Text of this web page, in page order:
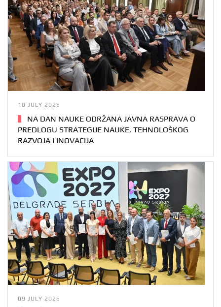
10 JULY 2026
NA DAN NAUKE ODRŽANA JAVNA RASPRAVA O
PREDLOGU STRATEGIJE NAUKE, TEHNOLOŠKOG
RAZVOJA I INOVACIJA
09 JULY 2026